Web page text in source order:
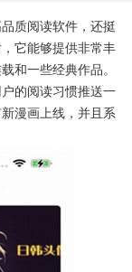
质阅读软件，还挺
它能够提供非常丰
和一些经典作品。
的阅读习惯推送一
漫画上线，并且系